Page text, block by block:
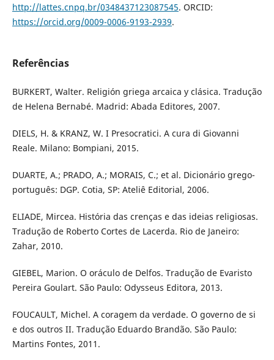
http://lattes.cnpq.br/0348437123087545. ORCID:
https://orcid.org/0009-0006-9193-2939.
Referências
BURKERT, Walter. Religión griega arcaica y clásica. Tradução
de Helena Bernabé. Madrid: Abada Editores, 2007.
DIELS, H. & KRANZ, W. I Presocratici. A cura di Giovanni
Reale. Milano: Bompiani, 2015.
DUARTE, A.; PRADO, A.; MORAIS, C.; et al. Dicionário grego-
português: DGP. Cotia, SP: Ateliê Editorial, 2006.
ELIADE, Mircea. História das crenças e das ideias religiosas.
Tradução de Roberto Cortes de Lacerda. Rio de Janeiro:
Zahar, 2010.
GIEBEL, Marion. O oráculo de Delfos. Tradução de Evaristo
Pereira Goulart. São Paulo: Odysseus Editora, 2013.
FOUCAULT, Michel. A coragem da verdade. O governo de si
e dos outros II. Tradução Eduardo Brandão. São Paulo:
Martins Fontes, 2011.